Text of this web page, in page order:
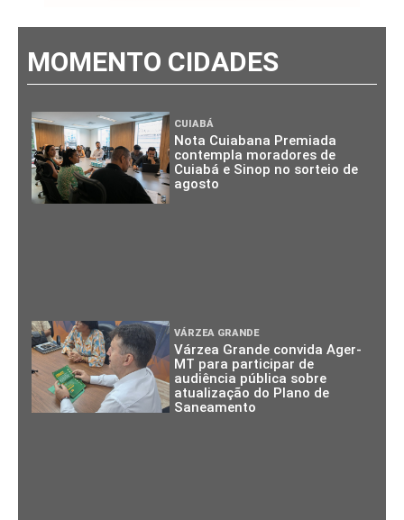
MOMENTO CIDADES
CUIABÁ
Nota Cuiabana Premiada
contempla moradores de
Cuiabá e Sinop no sorteio de
agosto
VÁRZEA GRANDE
Várzea Grande convida Ager-
MT para participar de
audiência pública sobre
atualização do Plano de
Saneamento